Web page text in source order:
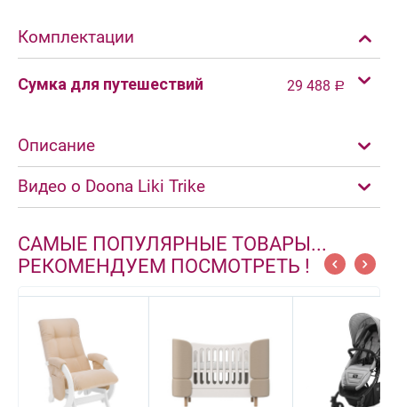
Комплектации
Сумка для путешествий 29 488 Р
Описание
Видео о Doona Liki Trike
САМЫЕ ПОПУЛЯРНЫЕ ТОВАРЫ...
РЕКОМЕНДУЕМ ПОСМОТРЕТЬ !